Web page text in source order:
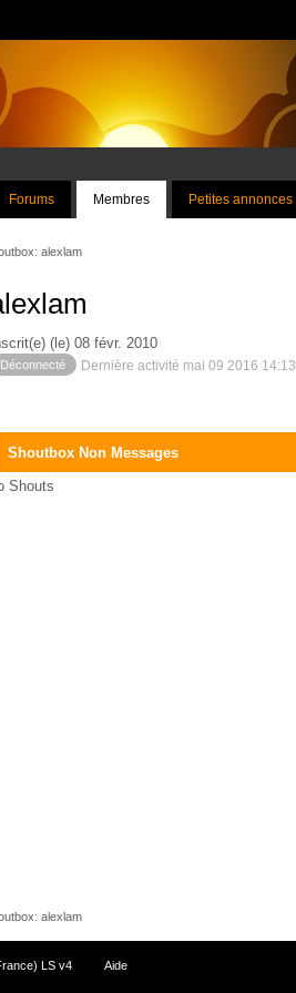
Forums Membres Petites annonces
alexlam
(le) 08 févr. 2010
Déconnecté Dernière activité mai 09 2016 14:13
Shoutbox Non Messages
Shouts
alexlam
LS v4 Aide